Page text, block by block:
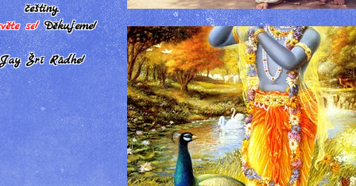
češtiny.
se!Děkujeme!
Šrí Rádhe!